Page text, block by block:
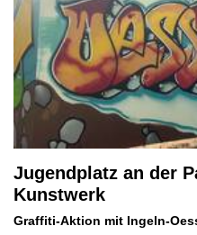
Jugendplatz an der
Kunstwerk
Graffiti-Aktion mit Ingeln-